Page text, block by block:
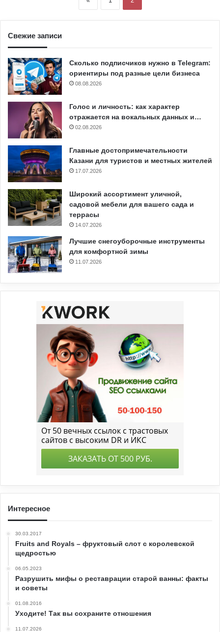
Свежие записи
Сколько подписчиков нужно в Telegram:
ориентиры под разные цели бизнеса
08.08.2026
Голос и личность: как характер
отражается на вокальных данных и…
02.08.2026
Главные достопримечательности
Казани для туристов и местных жителей
17.07.2026
Широкий ассортимент уличной,
садовой мебели для вашего сада и
террасы
14.07.2026
Лучшие снегоуборочные инструменты
для комфортной зимы
11.07.2026
Интересное
30.03.2017
Fruits and Royals – фруктовый слот с королевской
щедростью
06.05.2023
Разрушить мифы о реставрации старой ванны: факты
и советы
01.08.2016
Уходите! Так вы сохраните отношения
11.07.2026